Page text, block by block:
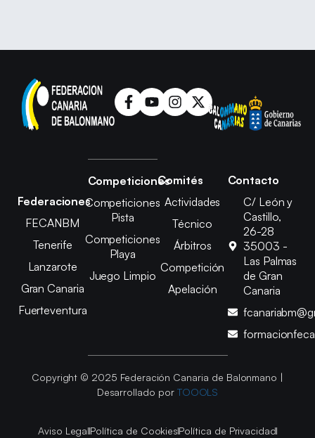
Federaciones
FECANBM
Tenerife
Lanzarote
Gran Canaria
Fuerteventura
Competiciones
Competiciones
Pista
Competiciones
Playa
Juego Limpio
Comités
Actividades
Técnico
Árbitros
Competición
Apelación
Contacto
C/ León y
Castillo,
26-28
35003 -
Las Palmas
de Gran
Canaria
Copyright © 2025 Federación Canaria de Balonmano |
Desarrollado por TOOOLS
Aviso LegalPolítica de CookiesPolítica de Privacidad